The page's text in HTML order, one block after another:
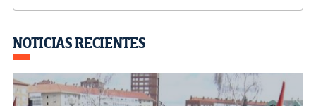
o
k
m n
tir
NOTICIAS RECIENTES